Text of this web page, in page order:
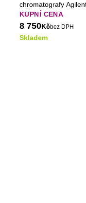
chromatografy
spolehlivé zesílení a
KUPNÍ CENA
8 750Kčbez DPH
Skladem